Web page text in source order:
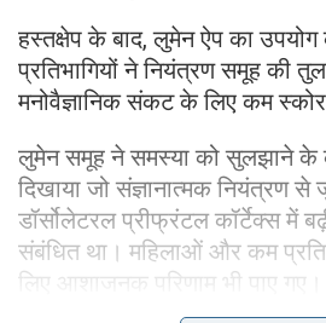
हस्तक्षेप के बाद, लुमेन ऐप का
प्रतिभागियों ने नियंत्रण समूह की
मनोवैज्ञानिक संकट के लिए कम स्कोर
लुमेन समूह ने समस्या को सुलझाने के
दिखाया जो संज्ञानात्मक नियंत्रण से
डॉर्सोलेटरल प्रीफ्रंटल कॉर्टेक्स में
संबंधित था। महिलाओं और कम
लिए आशाजनक परिणाम भी पाए गए।